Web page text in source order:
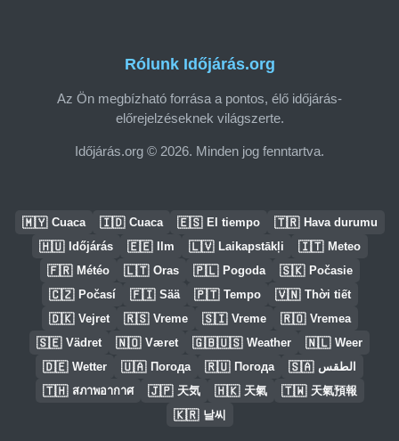
Rólunk Időjárás.org
Az Ön megbízható forrása a pontos, élő időjárás-
előrejelzéseknek világszerte.
Időjárás.org © 2026. Minden jog fenntartva.
🇲🇾 Cuaca 🇮🇩 Cuaca 🇪🇸 El tiempo 🇹🇷 Hava durumu
🇭🇺 Időjárás 🇪🇪 Ilm 🇱🇻 Laikapstākļi 🇮🇹 Meteo
🇫🇷 Météo 🇱🇹 Oras 🇵🇱 Pogoda 🇸🇰 Počasie
🇨🇿 Počasí 🇫🇮 Sää 🇵🇹 Tempo 🇻🇳 Thời tiết
🇩🇰 Vejret 🇷🇸 Vreme 🇸🇮 Vreme 🇷🇴 Vremea
🇸🇪 Vädret 🇳🇴 Været 🇬🇧🇺🇸 Weather 🇳🇱 Weer
🇩🇪 Wetter 🇺🇦 Погода 🇷🇺 Погода 🇸🇦 الطقس
🇹🇭 สภาพอากาศ 🇯🇵 天気 🇭🇰 天氣 🇹🇼 天氣預報
🇰🇷 날씨